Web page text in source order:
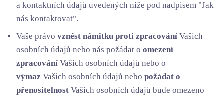
a kontaktních údajů uvedených níže pod nadpisem "Jak
nás kontaktovat".
Vaše právovznést námitku proti zpracování Vašich
osobních údajů nebo nás požádat oomezení
zpracování Vašich osobních údajů nebo o
výmazVašich osobních údajů nebopožádat o
přenositelnost Vašich osobních údajů bude omezeno